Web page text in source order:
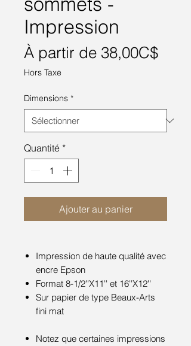
Impression
À partir de 38,00C$Prix
Hors Taxe
Dimensions *
Quantité *
Ajouter au panier
Impression de haute qualité avec
encre Epson
Format 8-1/2''X11'' et 16''X12''
Sur papier de type Beaux-Arts
fini mat
Notez que certaines impressions